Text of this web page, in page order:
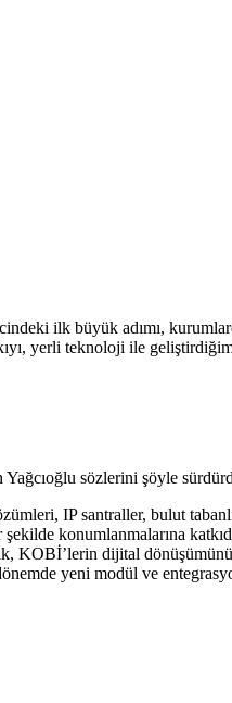
ilk büyük adımı,
yerli teknoloji ile
sözlerini şöyle
IP santraller, bulut
konumlanmalarına
KOBİ’lerin dijital
yeni modül ve